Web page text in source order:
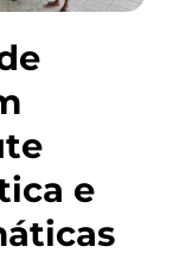
e